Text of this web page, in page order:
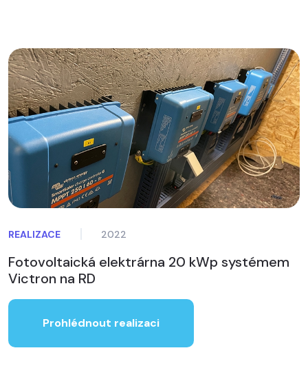
REALIZACE 2022
Fotovoltaická elektrárna 20 kWp systémem
Victron na RD
Prohlédnout realizaci